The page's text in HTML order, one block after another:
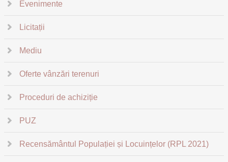
Evenimente
Licitații
Mediu
Oferte vânzări terenuri
Proceduri de achiziție
PUZ
Recensământul Populației și Locuințelor (RPL 2021)